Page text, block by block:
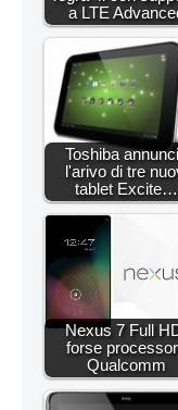
a LTE
Toshiba
l'arivo di tre
tablet Excite…
Nexus 7 Full
forse
Qualcomm